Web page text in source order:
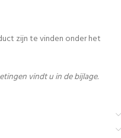
zijn te vinden onder het
vindt u in de bijlage.